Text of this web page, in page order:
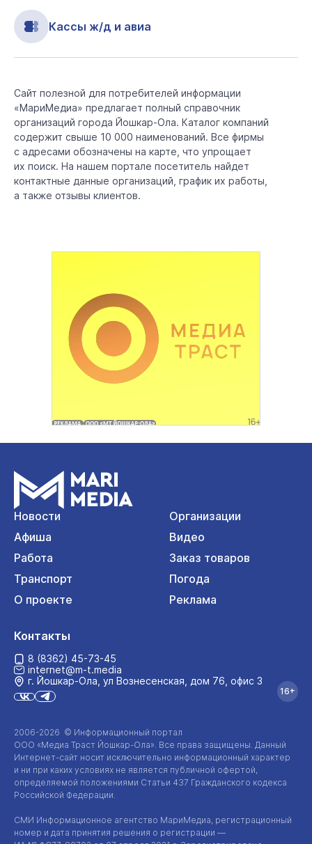
Кассы ж/д и авиа
Сайт полезной для потребителей информации
«МариМедиа» предлагает полный справочник
организаций города Йошкар-Ола. Каталог компаний
содержит свыше 10 000 наименований. Все фирмы
с адресами обозначены на карте, что упрощает
их поиск. На нашем портале посетитель найдет
контактные данные организаций, график их работы,
а также отзывы клиентов.
Новости
Организации
Афиша
Видео
Работа
Заказ товаров
Транспорт
Погода
О проекте
Реклама
2006-2026 © Информационный портал
ООО «Медиа Траст Йошкар-Ола». Все права защищены. Данный
Интернет-сайт носит исключительно информационный характер
и ни при каких условиях не является публичной офертой,
определяемой положениями Статьи 437 Гражданского кодекса
Российской Федерации.
СМИ Информационное агентство МариМедиа, регистрационный
номер и дата принятия решения о регистрации —
Контакты
8 (8362) 45-73-45
internet@m-t.media
г. Йошкар‑Ола, ул Вознесенская, дом 76, офис 3
16+